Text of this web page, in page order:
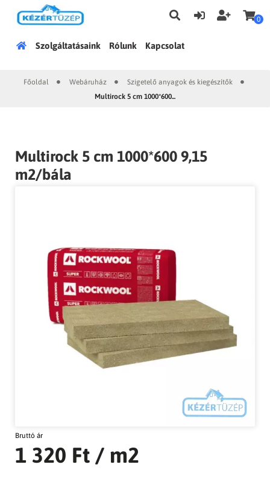
0
FőoldalSzolgáltatásaink Rólunk Kapcsolat
Főoldal Webáruház Szigetelő anyagok és kiegészítők
Multirock 5 cm 1000*600...
Multirock 5 cm 1000*600 9,15
m2/bála
Bruttó ár
1 320 Ft / m2